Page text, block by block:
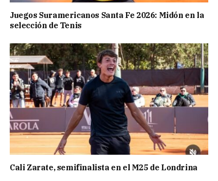
Juegos Suramericanos Santa Fe 2026: Midón en la
selección de Tenis
Cali Zarate, semifinalista en el M25 de Londrina